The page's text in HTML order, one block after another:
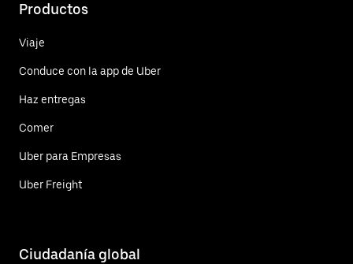
Productos
Viaje
Conduce con la app de Uber
Haz entregas
Comer
Uber para Empresas
Uber Freight
Ciudadanía global